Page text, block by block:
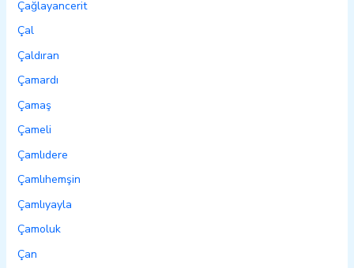
Çağlayancerit
Çal
Çaldıran
Çamardı
Çamaş
Çameli
Çamlıdere
Çamlıhemşin
Çamlıyayla
Çamoluk
Çan